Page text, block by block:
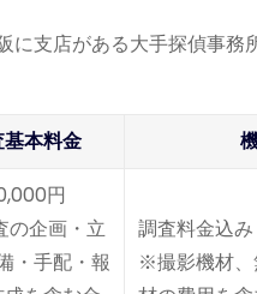
支店がある大手探偵事務
本料金
円
企画・立
・手配・報
調査料金込み
※撮影機材、